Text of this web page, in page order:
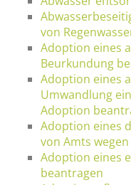
von
Adoption eines
Beurkundung
Adoption eines
Umwandlung
Adoption
Adoption eines
von Amts wegen
Adoption eines
beantragen